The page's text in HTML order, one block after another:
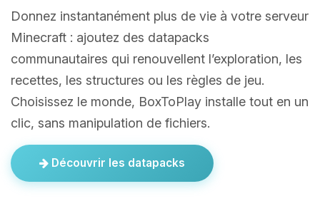
Donnez instantanément plus de vie à votre serveur
Minecraft : ajoutez des datapacks
communautaires qui renouvellent l’exploration, les
recettes, les structures ou les règles de jeu.
Choisissez le monde, BoxToPlay installe tout en un
clic, sans manipulation de fichiers.
Découvrir les datapacks